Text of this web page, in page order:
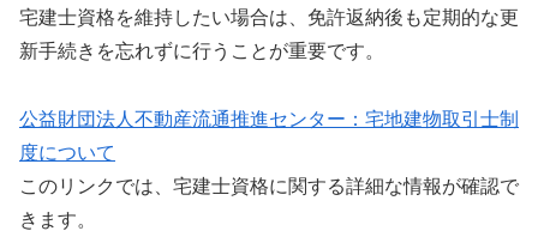
宅建士資格を維持したい場合は、免許返納後も定期的な更
新手続きを忘れずに行うことが重要です。
公益財団法人不動産流通推進センター：宅地建物取引士制
度について
このリンクでは、宅建士資格に関する詳細な情報が確認で
きます。